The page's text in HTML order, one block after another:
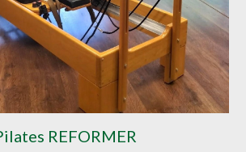
REFORMER